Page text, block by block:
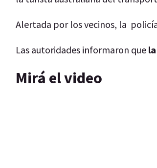
Alertada por los vecinos, la
Las autoridades informaron que
Mirá el video